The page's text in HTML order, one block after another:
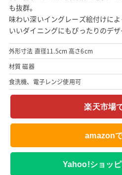
も抜群。
味わい深いイングレーズ絵付けに
いいダイニングにもぴったりのデザ
外形寸法 直径11.5cm 高さ6cm
材質 磁器
食洗機、電子レンジ使用可
楽天市場
amazon
Yahoo!ショッ